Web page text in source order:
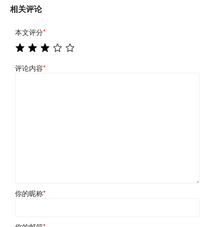
相关评论
本文评分*
评论内容*
你的昵称*